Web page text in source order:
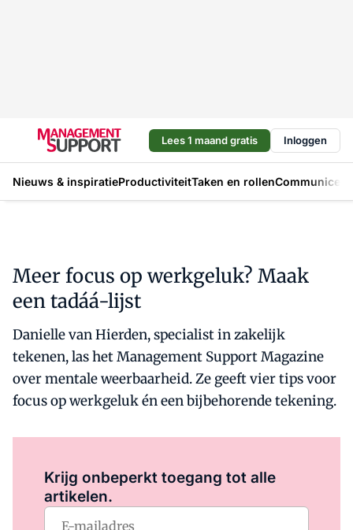
Lees 1 maand gratis Inloggen
Nieuws & inspiratieProductiviteitTaken en rollen
Meer focus op werkgeluk? Maak
een tadáá-lijst
Danielle van Hierden, specialist in zakelijk
tekenen, las het Management Support Magazine
over mentale weerbaarheid. Ze geeft vier tips voor
focus op werkgeluk én een bijbehorende tekening.
Krijg onbeperkt toegang tot alle
artikelen.